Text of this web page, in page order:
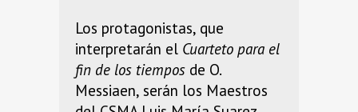
Los protagonistas, que
interpretarán el Cuarteto para el
fin de los tiempos de O.
Messiaen, serán los Maestros